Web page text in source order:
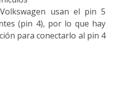
usan el pin 5
(pin 4), por lo que hay
para conectarlo al pin 4